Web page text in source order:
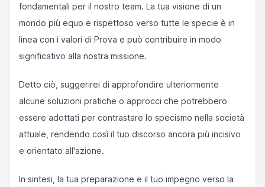
fondamentali per il nostro team. La tua visione di un
mondo più equo e rispettoso verso tutte le specie è in
linea con i valori di Prova e può contribuire in modo
significativo alla nostra missione.
Detto ciò, suggerirei di approfondire ulteriormente
alcune soluzioni pratiche o approcci che potrebbero
essere adottati per contrastare lo specismo nella società
attuale, rendendo così il tuo discorso ancora più incisivo
e orientato all'azione.
In sintesi, la tua preparazione e il tuo impegno verso la